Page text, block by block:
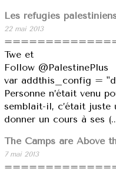
Les réfugiés
22 mai 2013
Twe et
Follow @PalestinePlus
var addthis_config =
Personne n’était venu
semblait-il, c’était juste
donner un cours à ses
The Camps are Above
7 mai 2013